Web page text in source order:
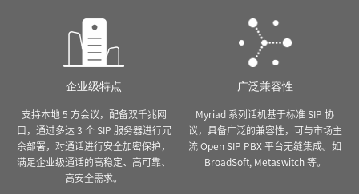
企业级特点
支持本地 5 方会议，配备双千兆网
口，通过多达 3 个 SIP 服务器进行冗
余部署，对通话进行安全加密保护，
满足企业级通话的高稳定、高可靠、
高安全需求。
广泛兼容性
Myriad 系列话机基于标准 SIP 协
议，具备广泛的兼容性，可与市场主
流 Open SIP PBX 平台无缝集成。如
BroadSoft, Metaswitch 等。